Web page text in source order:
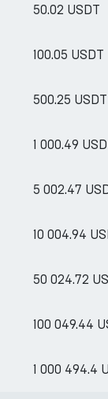
50.02 USDT
100.05 USDT
500.25 USDT
1 000.49
5 002.47
10 004.94
50 024.72
100 049.44
1 000 494.4